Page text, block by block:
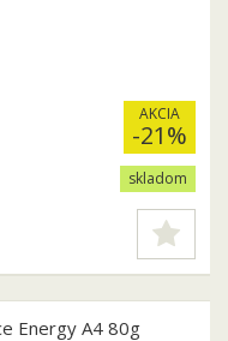
AKCIA
-21%
skladom
Energy A4 80g